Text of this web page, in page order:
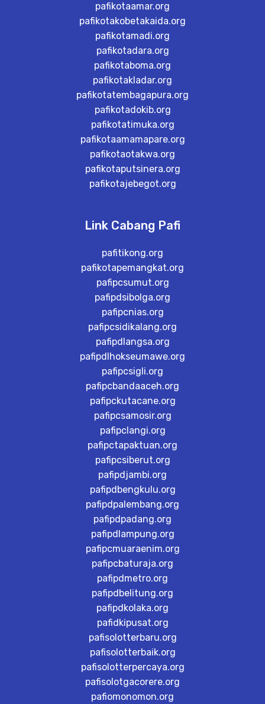
pafikotaamar.org
pafikotakobetakaida.org
pafikotamadi.org
pafikotadara.org
pafikotaboma.org
pafikotakladar.org
pafikotatembagapura.org
pafikotadokib.org
pafikotatimuka.org
pafikotaamamapare.org
pafikotaotakwa.org
pafikotaputsinera.org
pafikotajebegot.org
Link Cabang Pafi
pafitikong.org
pafikotapemangkat.org
pafipcsumut.org
pafipdsibolga.org
pafipcnias.org
pafipcsidikalang.org
pafipdlangsa.org
pafipdlhokseumawe.org
pafipcsigli.org
pafipcbandaaceh.org
pafipckutacane.org
pafipcsamosir.org
pafipclangi.org
pafipctapaktuan.org
pafipcsiberut.org
pafipdjambi.org
pafipdbengkulu.org
pafipdpalembang.org
pafipdpadang.org
pafipdlampung.org
pafipcmuaraenim.org
pafipcbaturaja.org
pafipdmetro.org
pafipdbelitung.org
pafipdkolaka.org
pafidkipusat.org
pafisolotterbaru.org
pafisolotterbaik.org
pafisolotterpercaya.org
pafisolotgacorere.org
pafiomonomon.org